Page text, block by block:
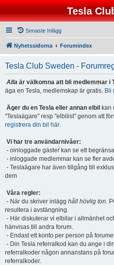
Tesla
Senaste Inlägg
Nyhetssidorna Forumindex
Tesla Club Sweden -
Alla är välkomna att bli medlemmar i
äga en Tesla, medlemskap är gratis. Bli
Äger du en Tesla eller annan elbil kan
"Teslaägare" resp "elbilist" genom att
registrera din bil här.
Vi har tre användarnivåer:
- oinloggade gäster kan se ett
- inloggade medlemmar kan se fler
- Teslaägare har även tillgång till
dem
Våra regler:
- När du skriver inlägg håll hövlig ton.
resultera i avstängning.
- Här diskuterar vi elbilar i allmänhet
hänvisas till andra forum.
- Endast ett konto per person på
- Din Tesla referralkod kan du ange i
referralkoder någon annanstans på
referralkoder.